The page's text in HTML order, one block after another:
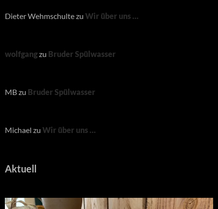
Dieter Wehmschultezu Wir über uns …
wolfgangzu Bruder Spülwasser
MBzu Bruder Spülwasser
Michael zu Wir über uns …
Aktuell